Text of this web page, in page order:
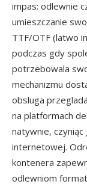
impas: odlewnie
umieszczanie
TTF/OTF (latwo
podczas gdy
potrzebowala
mechanizmu
obsluga
na platformach
natywnie,
internetowej.
kontenera
odlewniom